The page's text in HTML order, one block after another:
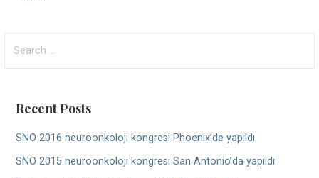
for:
Recent Posts
SNO 2016 neuroonkoloji kongresi Phoenix’de yapıldı
SNO 2015 neuroonkoloji kongresi San Antonio’da yapıldı